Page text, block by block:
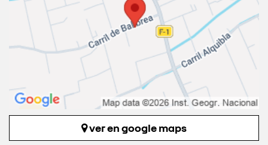
ver en google maps